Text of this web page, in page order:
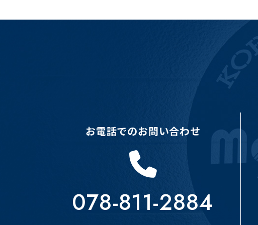
お電話でのお問い合わせ
078-811-2884